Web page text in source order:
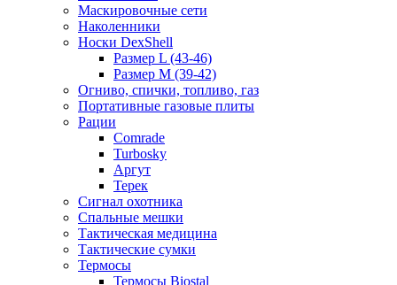
Маскировочные сети
Наколенники
Носки DexShell
Размер L (43-46)
Размер M (39-42)
Огниво, спички, топливо, газ
Портативные газовые плиты
Рации
Comrade
Turbosky
Аргут
Терек
Сигнал охотника
Спальные мешки
Тактическая медицина
Тактические сумки
Термосы
Термосы Biostal